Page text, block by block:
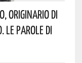
Originario Di
Le Parole Di